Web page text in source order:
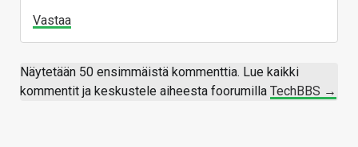
Vastaa
Näytetään 50 ensimmäistä kommenttia. Lue kaikki
kommentit ja keskustele aiheesta foorumilla TechBBS →